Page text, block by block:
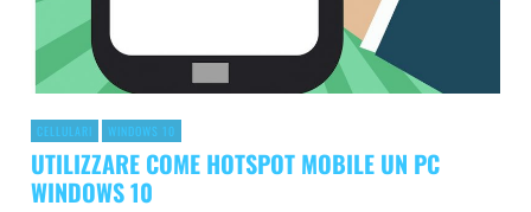
CELLULARI WINDOWS 10
UTILIZZARE COME HOTSPOT MOBILE UN PC
WINDOWS 10